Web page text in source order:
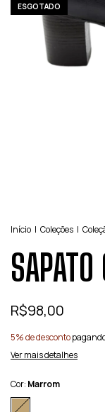
ESGOTADO
Início | Coleções |
SAPATO
R$98,00
5% de desconto
Ver mais detalhes
Cor: Marrom